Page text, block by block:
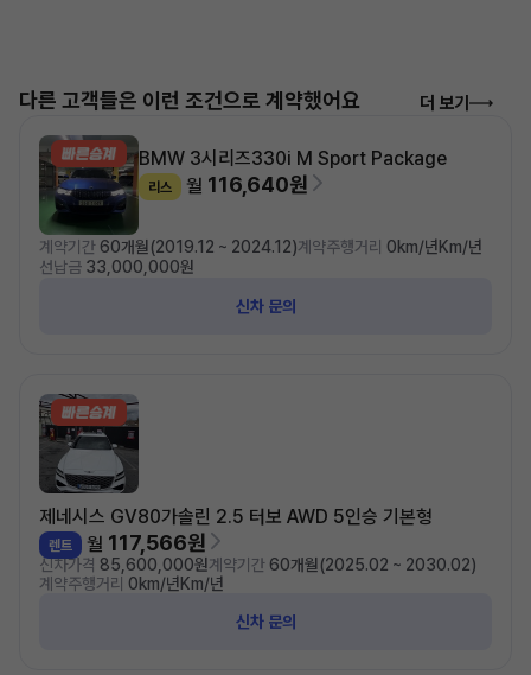
다른 고객들은 이런 조건으로 계약했어요 더 보기
BMW 3시리즈330i M Sport Package
리스 월 116,640원
계약기간 60개월(2019.12 ~ 2024.12)계약주행거리 0km/년Km/년
선납금 33,000,000원
신차 문의
제네시스 GV80가솔린 2.5 터보 AWD 5인승 기본형
렌트 월 117,566원
신차가격 85,600,000원계약기간 60개월(2025.02 ~ 2030.02)
계약주행거리 0km/년Km/년
신차 문의